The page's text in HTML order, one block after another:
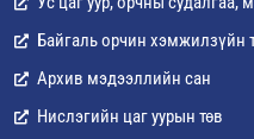
Байгаль орчин хэмжилзүйн
Архив мэдээллийн сан
Нислэгийн цаг уурын төв